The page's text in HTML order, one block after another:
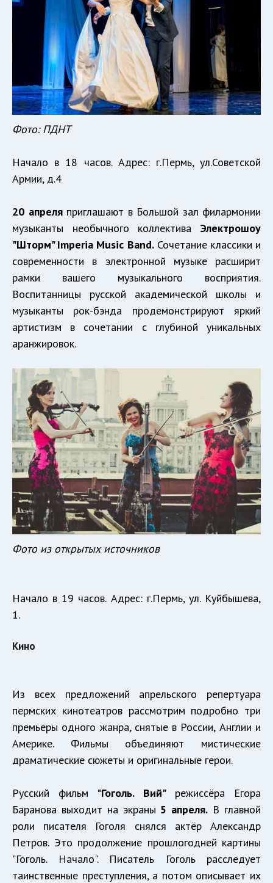
Фото: ПДНТ
Начало в 18 часов. Адрес: г.Пермь, ул.Советской
Армии, д.4
20 апреляприглашают в Большой зал филармонии
музыканты необычного коллектива Электрошоу
"Шторм" Imperia Music Band.Сочетание классики и
современности в электронной музыке расширит
рамки вашего музыкального восприятия.
Воспитанницы русской академической школы и
музыканты рок-бэнда продемонстрируют яркий
артистизм в сочетании с глубиной уникальных
аранжировок.
Фото из открытых источников
Начало в 19 часов. Адрес: г.Пермь, ул. Куйбышева,
1.
Кино
Из всех предложений апрельского репертуара
пермских кинотеатров рассмотрим подробно три
премьеры одного жанра, снятые в России, Англии и
Америке. Фильмы объединяют мистические
драматические сюжеты и оригинальные герои.
Русский фильм "Гоголь. Вий"режиссёра Егора
Баранова выходит на экраны 5 апреля. В главной
роли писателя Гоголя снялся актёр Александр
Петров. Это продолжение прошлогодней картины
"Гоголь. Начало". Писатель Гоголь расследует
таинственные преступления, а потом описывает их